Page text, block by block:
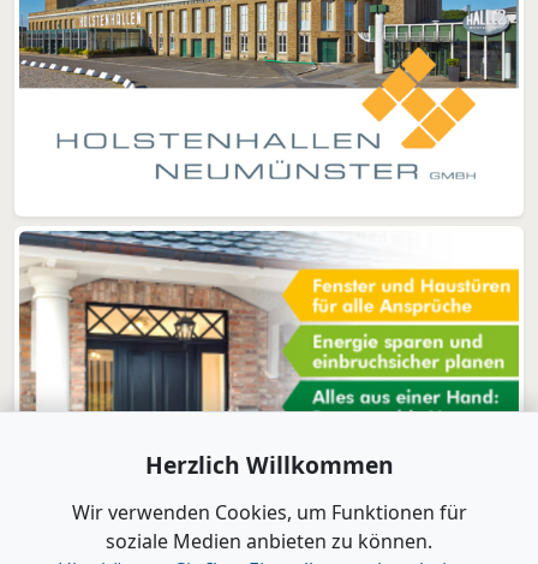
Herzlich Willkommen
Wir verwenden Cookies, um Funktionen für
soziale Medien anbieten zu können.